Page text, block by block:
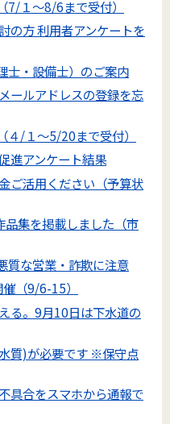
7/１～8/6まで受付）
の方 利用者アンケートを
士・設備士）のご案内
ールアドレスの登録を忘
４/１～5/20まで受付）
進アンケート結果
ご活用ください（予算状
集を掲載しました（市
質な営業・詐欺に注意
（9/6-15）
る。9月10日は下水道の
質)が必要です ※保守点
具合をスマホから通報で